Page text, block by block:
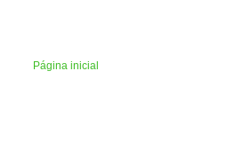
Página inicial